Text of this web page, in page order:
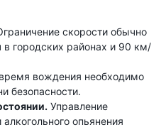
скорости обычно
в городских районах и 90 км/
вождения необходимо
безопасности.
Управление
опьянения